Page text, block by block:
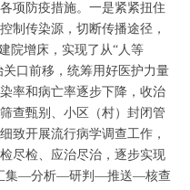
项防疫措施。一是紧紧扭住
制传染源，切断传播途径，
院增床，实现了从“人等
关口前移，统筹用好医护力量
率和病亡率逐步下降，收治
查甄别、小区（村）封闭管
致开展流行病学调查工作，
尽检、应治尽治，逐步实现
集—分析—研判—推送—核查